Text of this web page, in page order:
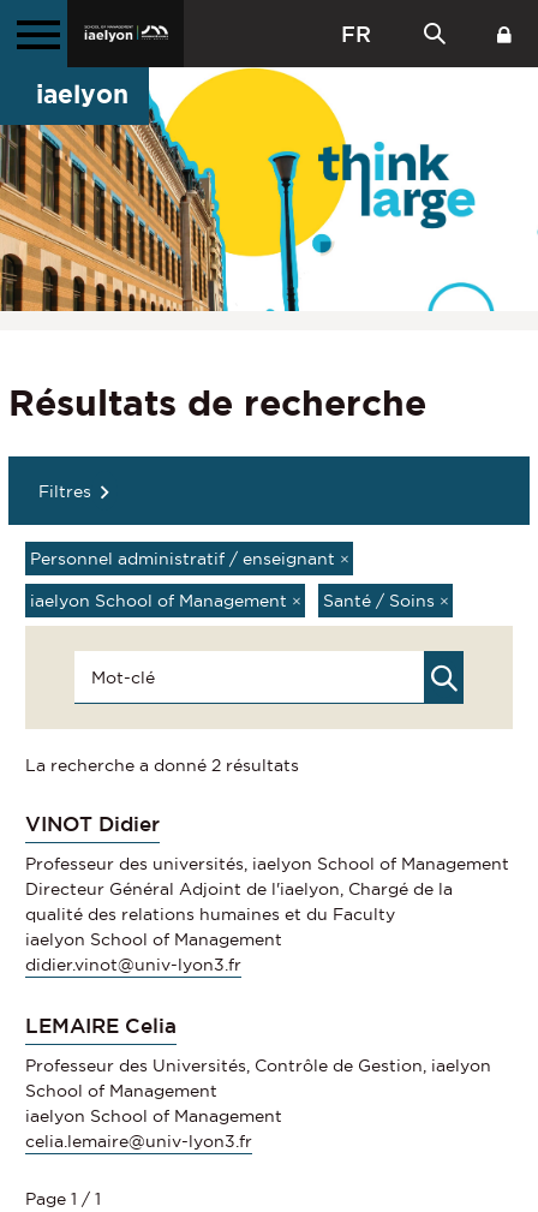
FR
iaelyon
Résultats de recherche
Filtres
Personnel administratif / enseignant ×
iaelyon School of Management × Santé / Soins ×
La recherche a donné 2 résultats
VINOT Didier
Professeur des universités, iaelyon School of Management
Directeur Général Adjoint de l'iaelyon, Chargé de la
qualité des relations humaines et du Faculty
iaelyon School of Management
didier.vinot@univ-lyon3.fr
LEMAIRE Celia
Professeur des Universités, Contrôle de Gestion, iaelyon
School of Management
iaelyon School of Management
celia.lemaire@univ-lyon3.fr
Page 1 / 1